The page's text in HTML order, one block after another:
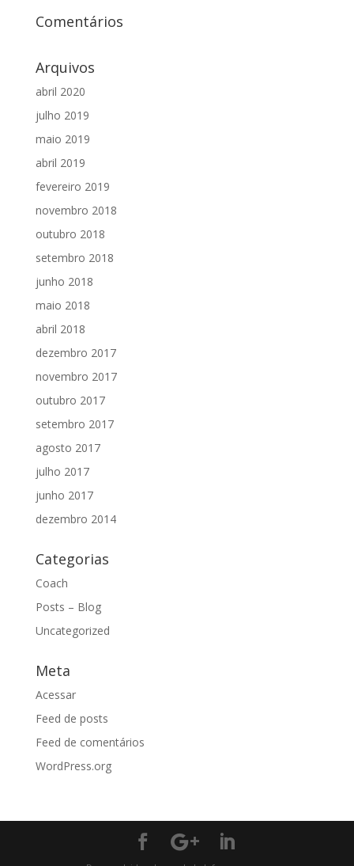
Comentários
Arquivos
abril 2020
julho 2019
maio 2019
abril 2019
fevereiro 2019
novembro 2018
outubro 2018
setembro 2018
junho 2018
maio 2018
abril 2018
dezembro 2017
novembro 2017
outubro 2017
setembro 2017
agosto 2017
julho 2017
junho 2017
dezembro 2014
Categorias
Coach
Posts – Blog
Uncategorized
Meta
Acessar
Feed de posts
Feed de comentários
WordPress.org